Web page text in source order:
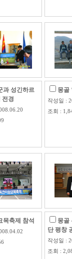
과 성긴하르
전경
몽골
작성일 :
조회 :
목축제 참석
몽골
단 평창
작성일 :
조회 :